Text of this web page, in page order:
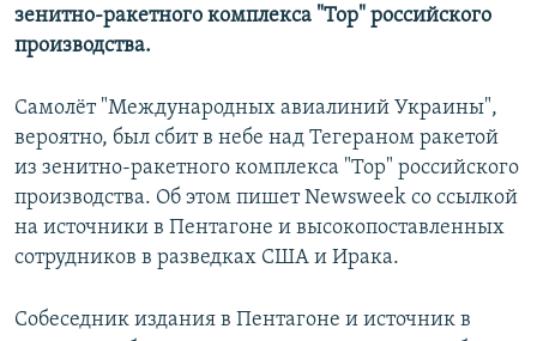
зенитно-ракетного комплекса "Тор" российского
производства.
Самолёт "Международных авиалиний Украины",
вероятно, был сбит в небе над Тегераном ракетой
из зенитно-ракетного комплекса "Тор" российского
производства. Об этом пишет Newsweek со ссылкой
на источники в Пентагоне и высокопоставленных
сотрудников в разведках США и Ирака.
Собеседник издания в Пентагоне и источник в